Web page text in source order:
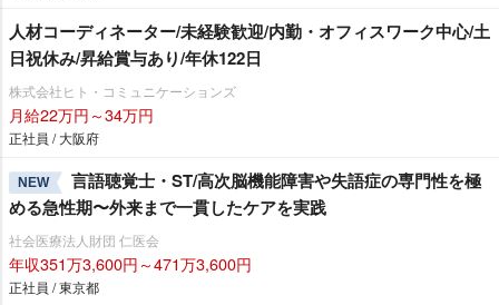
人材コーディネーター/未経験歓迎/内勤・オフィスワーク中心/土
日祝休み/昇給賞与あり/年休122日
株式会社ヒト・コミュニケーションズ
月給22万円～34万円
正社員 / 大阪府
NEW
言語聴覚士・ST/高次脳機能障害や失語症の専門性を極
める急性期〜外来まで一貫したケアを実践
社会医療法人財団 仁医会
年収351万3,600円～471万3,600円
正社員 / 東京都